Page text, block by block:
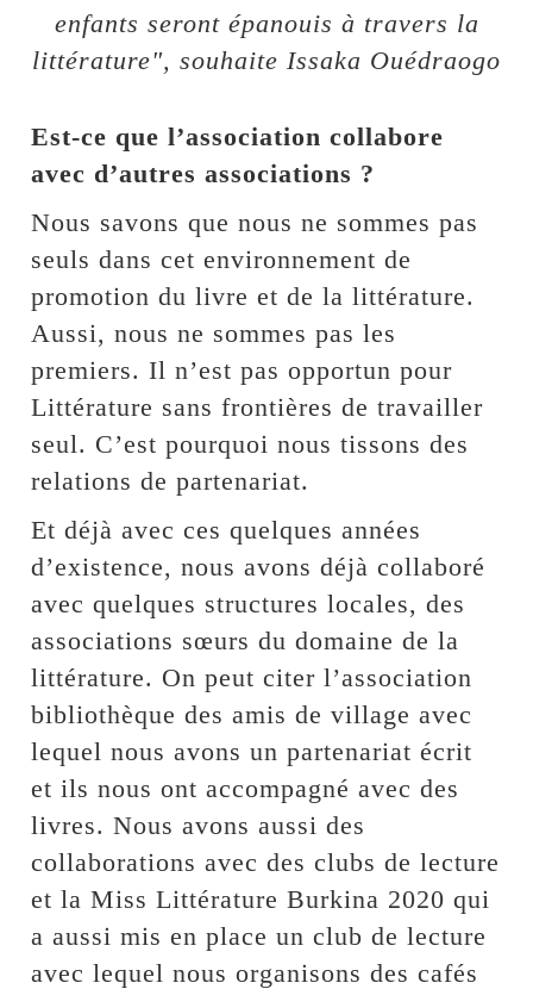
enfants seront épanouis à travers la
littérature", souhaite Issaka Ouédraogo
Est-ce que l’association collabore
avec d’autres associations ?
Nous savons que nous ne sommes pas
seuls dans cet environnement de
promotion du livre et de la littérature.
Aussi, nous ne sommes pas les
premiers. Il n’est pas opportun pour
Littérature sans frontières de travailler
seul. C’est pourquoi nous tissons des
relations de partenariat.
Et déjà avec ces quelques années
d’existence, nous avons déjà collaboré
avec quelques structures locales, des
associations sœurs du domaine de la
littérature. On peut citer l’association
bibliothèque des amis de village avec
lequel nous avons un partenariat écrit
et ils nous ont accompagné avec des
livres. Nous avons aussi des
collaborations avec des clubs de lecture
et la Miss Littérature Burkina 2020 qui
a aussi mis en place un club de lecture
avec lequel nous organisons des cafés